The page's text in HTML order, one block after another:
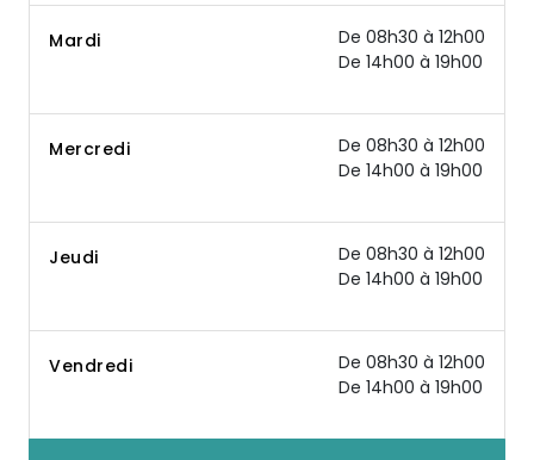
Mardi
De 08h30 à 12h00
De 14h00 à 19h00
Mercredi
De 08h30 à 12h00
De 14h00 à 19h00
Jeudi
De 08h30 à 12h00
De 14h00 à 19h00
Vendredi
De 08h30 à 12h00
De 14h00 à 19h00